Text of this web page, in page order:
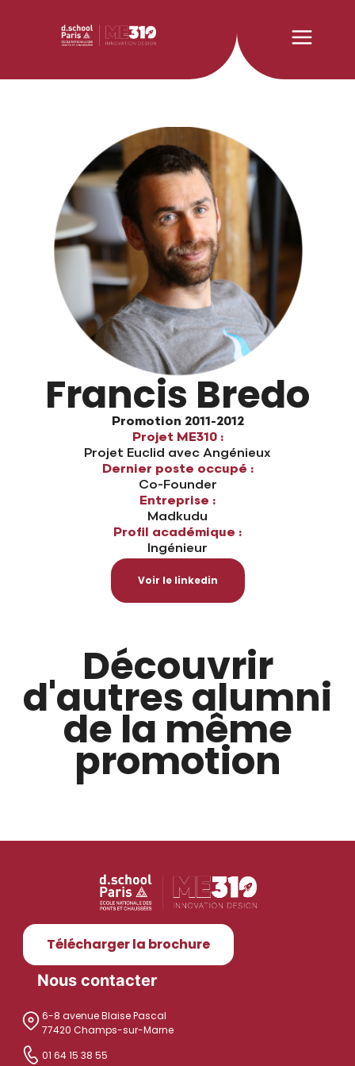
Francis Bredo
Promotion 2011-2012
Projet ME310 :
Projet Euclid avec Angénieux
Dernier poste occupé :
Co-Founder
Entreprise :
Madkudu
Profil académique :
Ingénieur
Voir le linkedin
Découvrir
d'autres alumni
de la même
promotion
Télécharger la brochure
Nous contacter
6-8 avenue Blaise Pascal
77420 Champs-sur-Marne
01 64 15 38 55